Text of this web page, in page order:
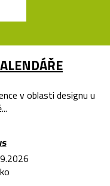
v oblasti designu u